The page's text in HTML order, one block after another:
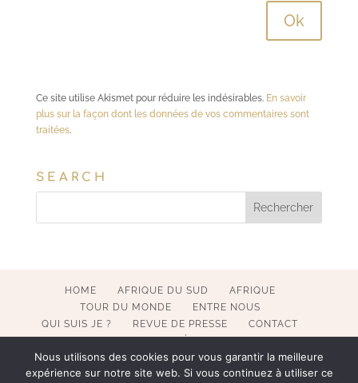
Ce site utilise Akismet pour réduire les indésirables. En savoir
plus sur la façon dont les données de vos commentaires sont
traitées.
SEARCH
HOME AFRIQUE DU SUD
AFRIQUE
TOUR DU MONDE
ENTRE NOUS
QUI SUIS JE ?
REVUE DE PRESSE
CONTACT
Nous utilisons des cookies pour vous garantir la meilleure
expérience sur notre site web. Si vous continuez à utiliser ce